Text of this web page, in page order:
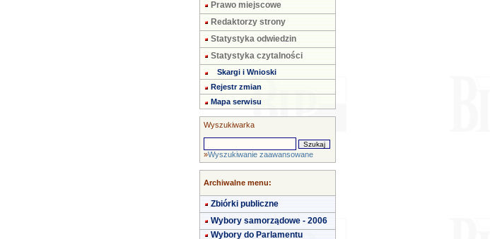
Prawo miejscowe
Redaktorzy strony
Statystyka odwiedzin
Statystyka czytalności
Skargi i Wnioski
Rejestr zmian
Mapa serwisu
Wyszukiwarka
»Wyszukiwanie zaawansowane
Archiwalne menu:
Zbiórki publiczne
Wybory samorządowe - 2006
Wybory do Parlamentu